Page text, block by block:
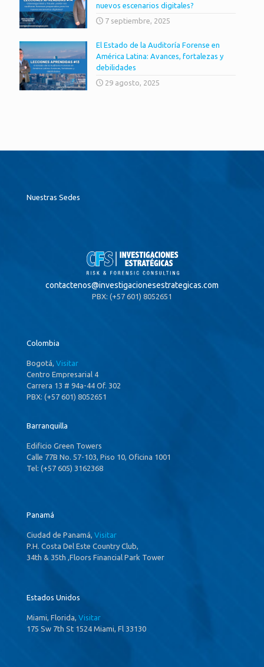
nuevos escenarios digitales?
7 septiembre, 2025
El Estado de la Auditoría Forense en
América Latina: Avances, fortalezas y
debilidades
29 agosto, 2025
Nuestras Sedes
contactenos@investigacionesestrategicas.com
PBX: (+57 601) 8052651
Colombia
Bogotá, Visitar
Centro Empresarial 4
Carrera 13 # 94a-44 Of. 302
PBX: (+57 601) 8052651
Barranquilla
Edificio Green Towers
Calle 77B No. 57-103, Piso 10, Oficina 1001
Tel: (+57 605) 3162368
Panamá
Ciudad de Panamá, Visitar
P.H. Costa Del Este Country Club,
34th & 35th ,Floors Financial Park Tower
Estados Unidos
Miami, Florida, Visitar
175 Sw 7th St 1524 Miami, Fl 33130